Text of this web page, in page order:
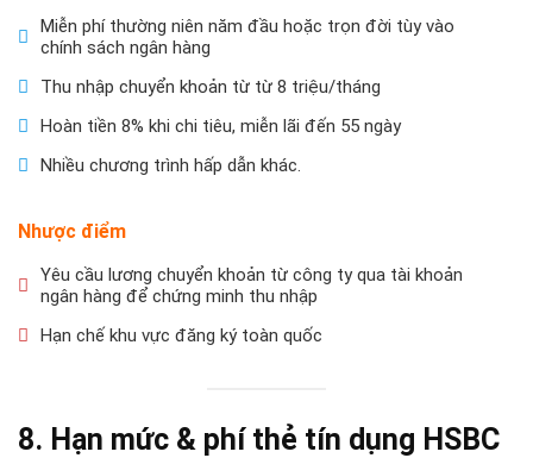
Miễn phí thường niên năm đầu hoặc trọn đời tùy vào
chính sách ngân hàng
Thu nhập chuyển khoản từ từ 8 triệu/tháng
Hoàn tiền 8% khi chi tiêu, miễn lãi đến 55 ngày
Nhiều chương trình hấp dẫn khác.
Nhược điểm
Yêu cầu lương chuyển khoản từ công ty qua tài khoản
ngân hàng để chứng minh thu nhập
Hạn chế khu vực đăng ký toàn quốc
8. Hạn mức & phí thẻ tín dụng HSBC